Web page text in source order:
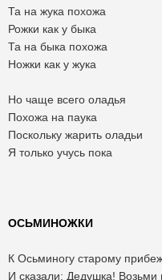
Та на жука похожа
Рожки как у быка
Та на быка похожа
Ножки как у жука
Но чаще всего оладья
Похожа на паука
Поскольку жарить оладьи
Я только учусь пока
ОСЬМИНОЖКИ
К Осьминогу старому
И сказали: Дедушка! Возьми